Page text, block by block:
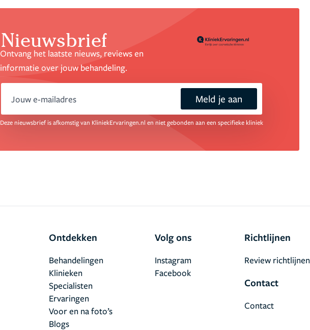
Nieuwsbrief
Ontvang het laatste nieuws, reviews en
informatie over jouw behandeling.
email Meld je aan
Deze nieuwsbrief is afkomstig van KliniekErvaringen.nl en niet gebonden aan een specifieke kliniek
Ontdekken
Behandelingen
Klinieken
Specialisten
Ervaringen
Voor en na foto’s
Blogs
Volg ons
Facebook
Instagram
Richtlijnen
Review richtlijnen
Contact
Contact